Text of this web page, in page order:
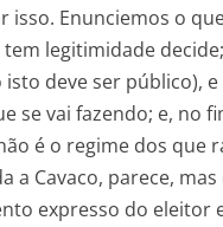
Enunciemos o
legitimidade
deve ser público),
vai fazendo; e, no
é o regime dos que
Cavaco, parece,
expresso do eleitor